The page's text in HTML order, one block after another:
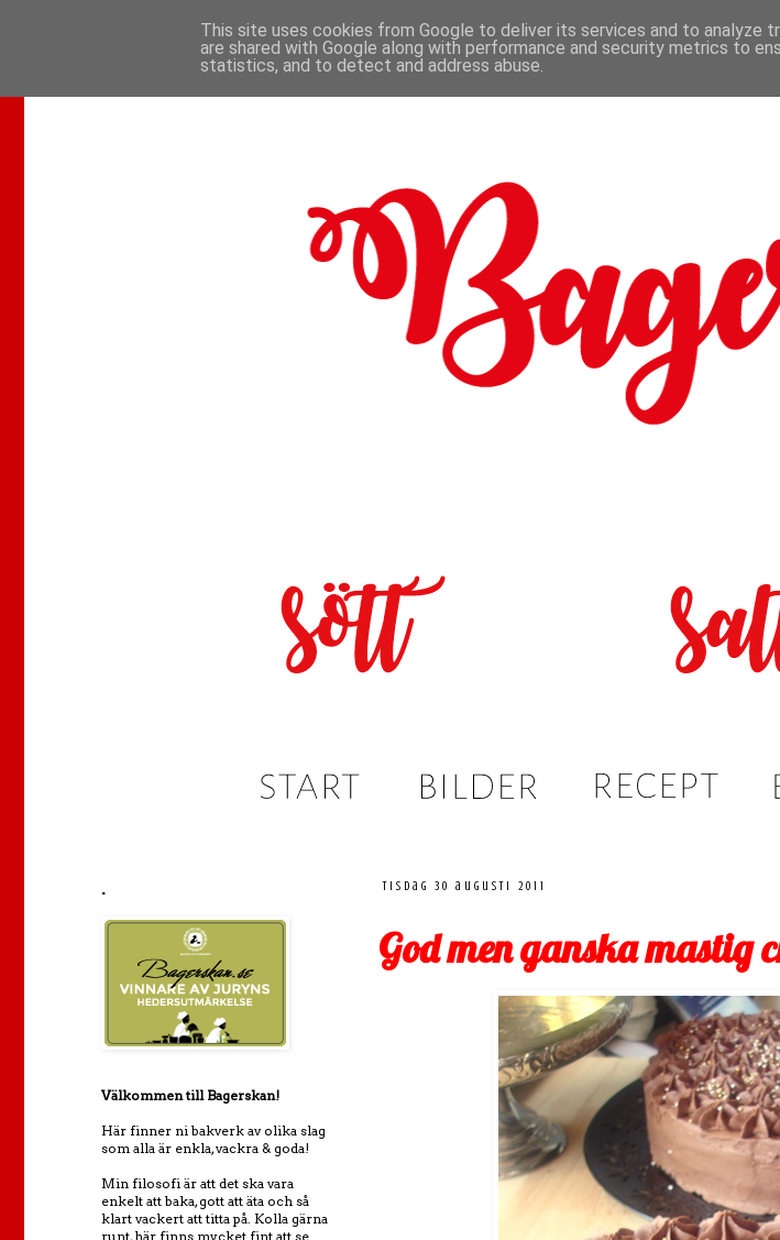
tisdag 30 augusti 2011
God men ganska mastig
.
Välkommen till Bagerskan!
Här finner ni bakverk av olika slag
som alla är enkla, vackra & goda!
Min filosofi är att det ska vara
enkelt att baka, gott att äta och så
klart vackert att titta på. Kolla gärna
runt, här finns mycket fint att se
This site uses cookies from Google to deliver its services and to analyze
are shared with Google along with performance and security metrics to
statistics, and to detect and address abuse.